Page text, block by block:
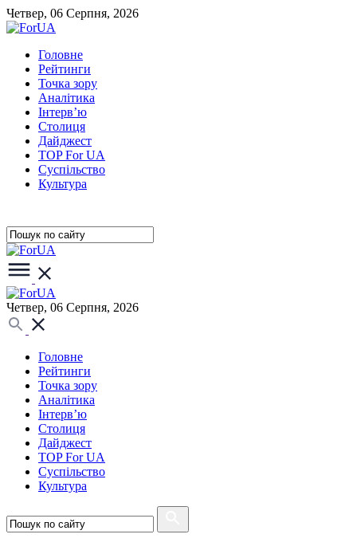
Четвер, 06 Серпня, 2026
Головне
Рейтинги
Точка зору
Аналітика
Інтерв’ю
Столиця
Дайджест
TOP For UA
Суспiльство
Культура
Четвер, 06 Серпня, 2026
Головне
Рейтинги
Точка зору
Аналітика
Інтерв’ю
Столиця
Дайджест
TOP For UA
Суспiльство
Культура